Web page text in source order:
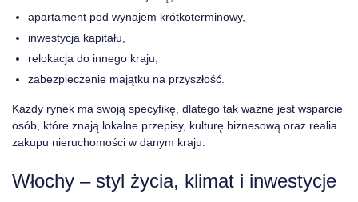
apartament pod wynajem krótkoterminowy,
inwestycja kapitału,
relokacja do innego kraju,
zabezpieczenie majątku na przyszłość.
Każdy rynek ma swoją specyfikę, dlatego tak ważne jest wsparcie
osób, które znają lokalne przepisy, kulturę biznesową oraz realia
zakupu nieruchomości w danym kraju.
Włochy – styl życia, klimat i inwestycje